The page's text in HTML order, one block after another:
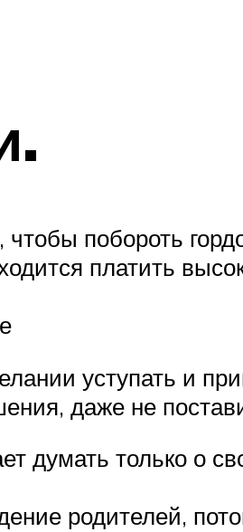
побороть
платить
уступать и
даже не
думать только о
родителей,